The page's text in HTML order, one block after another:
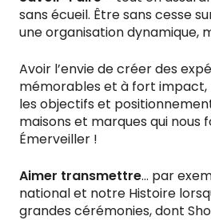
sans écueil. Être sans cesse
une organisation dynamique,
Avoir l’envie de créer des
mémorables et à fort impact,
les objectifs et
maisons et marques qui nous
Émerveiller !
Aimer transmettre… par
national et notre Histoire
grandes cérémonies, dont